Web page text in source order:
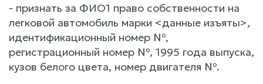
- признать за ФИО1 право собственности на
легковой автомобиль марки <данные изъяты>,
идентификационный номер №,
регистрационный номер №, 1995 года выпуска,
кузов белого цвета, номер двигателя №.